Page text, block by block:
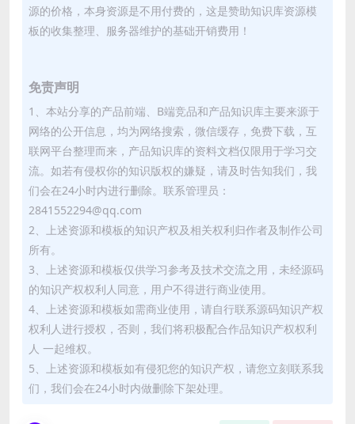
源的价格，本身资源是不用付费的，这是赞助知识库资源模
板的收集整理、服务器维护的基础开销费用！
免责声明
1、本站分享的产品前端、B端竞品和产品知识库主要来源于
网络的公开信息，均为网络搜索，微信缓存，免费下载，互
联网平台整理而来，产品知识库的资料文档仅限用于学习交
流。如若有侵权你的知识版权的嫌疑，请及时告知我们，我
们会在24小时内进行删除。联系管理员：
2841552294@qq.com
2、上述资源和模板的知识产权及相关权利归作者及制作公司
所有。
3、上述资源和模板仅供学习参考及技术交流之用，未经源码
的知识产权权利人同意，用户不得进行商业使用。
4、上述资源和模板如需商业使用，请自行联系源码知识产权
权利人进行授权，否则，我们将积极配合作品知识产权权利
人 一起维权。
5、上述资源和模板如有侵犯您的知识产权，请您立刻联系我
们，我们会在24小时内做删除下架处理。